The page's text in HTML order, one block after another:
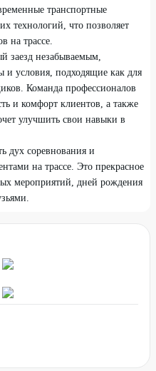
транспортные
технологий, что позволяет
на трассе.
заезд незабываемым,
и условия, подходящие как для
Команда профессионалов
и комфорт клиентов, а также
улучшить свои навыки в
дух соревнования и
на трассе. Это прекрасное
мероприятий, дней рождения